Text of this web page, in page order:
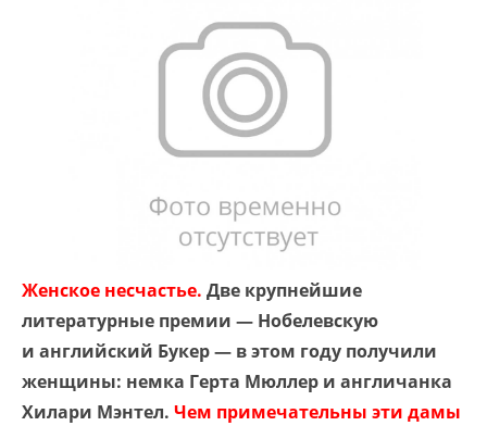
Женское несчастье. Две крупнейшие
литературные премии — Нобелевскую
и английский Букер — в этом году получили
женщины: немка Герта Мюллер и англичанка
Хилари Мэнтел. Чем примечательны эти дамы